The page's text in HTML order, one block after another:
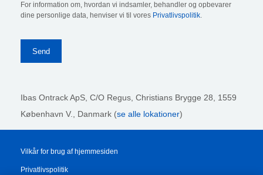
For information om, hvordan vi indsamler, behandler og opbevarer
dine personlige data, henviser vi til vores Privatlivspolitik.
Ibas Ontrack ApS, C/O Regus, Christians Brygge 28, 1559
København V., Danmark (se alle lokationer)
Vilkår for brug af hjemmesiden
Privatlivspolitik